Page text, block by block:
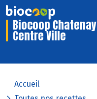
Biocoop Chatenay
Centre Ville
Accueil